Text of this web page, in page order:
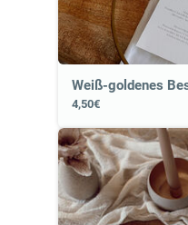
Weiß-goldenes
4,50€